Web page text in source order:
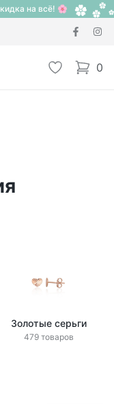
на всё! 🌸
Избранное
0
items
Золотые серьги
479 товаров